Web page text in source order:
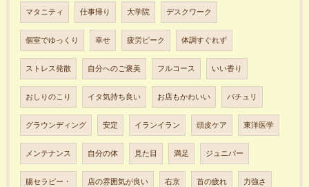
マタニティ 仕事帰り 大学院 デスクワーク
個室でゆっくり 幸せ 疲労ピーク 体調すぐれず
ストレス発散 自分へのご褒美 フルコース いい香り
おしりのこり イタ気持ち良い お店もかわいい パチュリ
グラウンディング 安定 イランイラン 頭皮ケア 東洋医学
メンテナンス 自分の体 見た目 満足 ジュニパー
腸セラピー・ 店の雰囲気が良い 右京 首の疲れ 力強さ